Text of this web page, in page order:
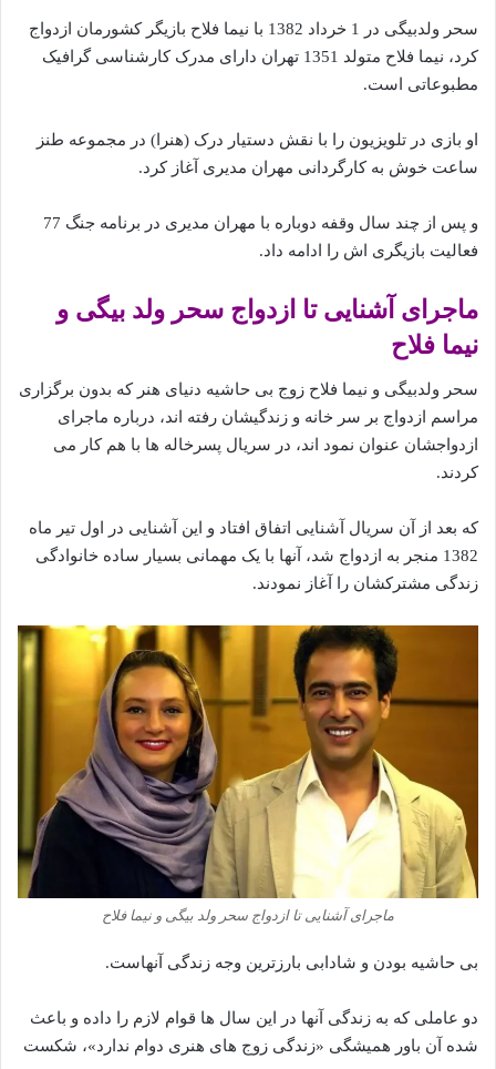
سحر ولدبیگی در 1 خرداد 1382 با نیما فلاح بازیگر کشورمان ازدواج
کرد، نیما فلاح متولد 1351 تهران دارای مدرک کارشناسی گرافیک
مطبوعاتی است.
او بازی در تلویزیون را با نقش دستیار درک (هنرا) در مجموعه طنز
ساعت خوش به کارگردانی مهران مدیری آغاز کرد.
و پس از چند سال وقفه دوباره با مهران مدیری در برنامه جنگ 77
فعالیت بازیگری اش را ادامه داد.
ماجرای آشنایی تا ازدواج سحر ولد بیگی و
نیما فلاح
سحر ولدبیگی و نیما فلاح زوج بی حاشیه دنیای هنر که بدون برگزاری
مراسم ازدواج بر سر خانه و زندگیشان رفته اند، درباره ماجرای
ازدواجشان عنوان نمود اند، در سریال پسرخاله ها با هم کار می
کردند.
که بعد از آن سریال آشنایی اتفاق افتاد و این آشنایی در اول تیر ماه
1382 منجر به ازدواج شد، آنها با یک مهمانی بسیار ساده خانوادگی
زندگی مشترکشان را آغاز نمودند.
ماجرای آشنایی تا ازدواج سحر ولد بیگی و نیما فلاح
بی حاشیه بودن و شادابی بارزترین وجه زندگی آنهاست.
دو عاملی که به زندگی آنها در این سال ها قوام لازم را داده و باعث
شده آن باور همیشگی «زندگی زوج های هنری دوام ندارد»، شکست